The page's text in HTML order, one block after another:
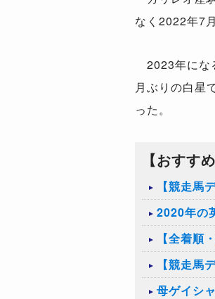
なく2022年7
2023年にな
月ぶりの白星
った。
【おすす
【競走馬
2020年の
【全着順
【競走馬
母ゲイシ